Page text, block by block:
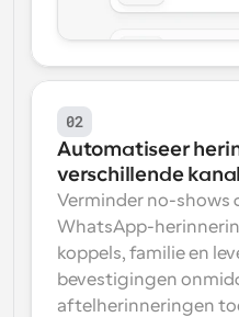
02
Automatiseer
verschillende
Verminder no-shows
WhatsApp-
koppels, familie en
bevestigingen
aftelherinneringen